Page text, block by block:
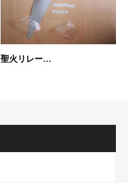
聖火リレー…